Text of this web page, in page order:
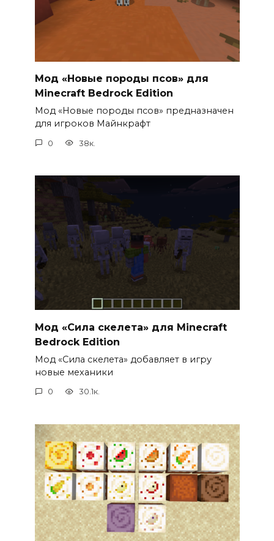
Мод «Новые породы псов» для
Minecraft Bedrock Edition
Мод «Новые породы псов» предназначен
для игроков Майнкрафт
0 38к.
Мод «Сила скелета» для Minecraft
Bedrock Edition
Мод «Сила скелета» добавляет в игру
новые механики
0 30.1к.